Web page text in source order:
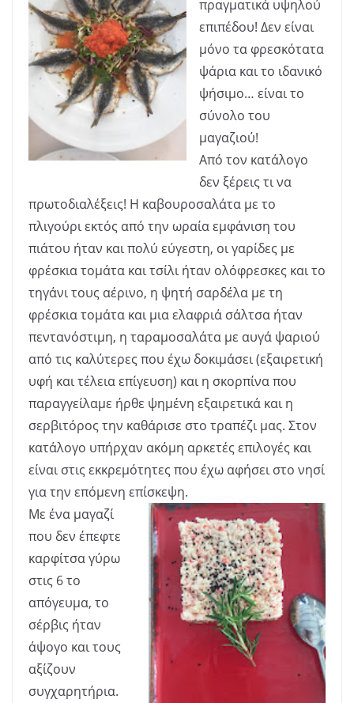
πραγματικά υψηλού
επιπέδου! Δεν είναι
μόνο τα φρεσκότατα
ψάρια και το ιδανικό
ψήσιμο… είναι το
σύνολο του
μαγαζιού!
Από τον κατάλογο
δεν ξέρεις τι να
πρωτοδιαλέξεις! Η καβουροσαλάτα με το
πλιγούρι εκτός από την ωραία εμφάνιση του
πιάτου ήταν και πολύ εύγεστη, οι γαρίδες με
φρέσκια τομάτα και τσίλι ήταν ολόφρεσκες και το
τηγάνι τους αέρινο, η ψητή σαρδέλα με τη
φρέσκια τομάτα και μια ελαφριά σάλτσα ήταν
πεντανόστιμη, η ταραμοσαλάτα με αυγά ψαριού
από τις καλύτερες που έχω δοκιμάσει (εξαιρετική
υφή και τέλεια επίγευση) και η σκορπίνα που
παραγγείλαμε ήρθε ψημένη εξαιρετικά και η
σερβιτόρος την καθάρισε στο τραπέζι μας. Στον
κατάλογο υπήρχαν ακόμη αρκετές επιλογές και
είναι στις εκκρεμότητες που έχω αφήσει στο νησί
για την επόμενη επίσκεψη.
Με ένα μαγαζί
που δεν έπεφτε
καρφίτσα γύρω
στις 6 το
απόγευμα, το
σέρβις ήταν
άψογο και τους
αξίζουν
συγχαρητήρια.